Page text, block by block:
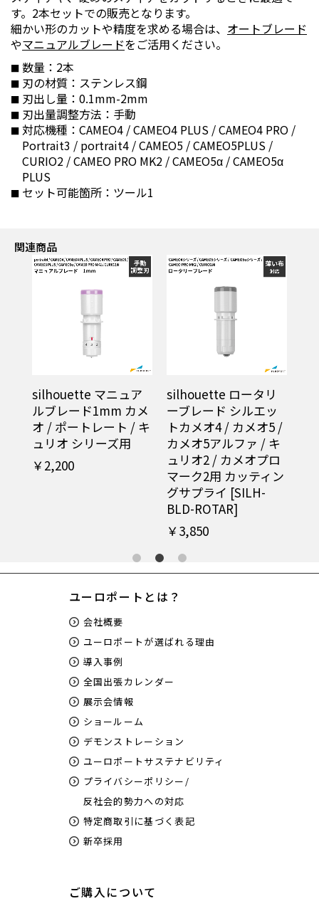
す。2本セットでの販売となります。
細かい形のカットや精度を求める場合は、 オートブレード
やマニュアルブレードをご活用ください。
数量：2本
刃の材質：ステンレス鋼
刃出し量：0.1mm-2mm
刃出量調整方法：手動
対応機種：CAMEO4 / CAMEO4 PLUS / CAMEO4 PRO /
Portrait3 / portrait4 / CAMEO5 / CAMEO5PLUS /
CURIO2 / CAMEO PRO MK2 / CAMEO5α / CAMEO5α
PLUS
セット可能箇所：ツール1
関連商品
silhouette マニュア
ルブレード1mm カメ
オ / ポートレート / キ
ュリオ シリーズ用
￥2,200
silhouette ロータリ
ーブレード シルエッ
トカメオ4 / カメオ5 /
カメオ5アルファ / キ
ュリオ2 / カメオプロ
マーク2用 カッティン
グサプライ [SILH-
BLD-ROTAR]
￥3,850
ユーロポートとは？
会社概要
ユーロポートが選ばれる理由
導入事例
全国出張カレンダー
展示会情報
ショールーム
デモンストレーション
ユーロポートサステナビリティ
プライバシーポリシー/
反社会的勢力への対応
特定商取引に基づく表記
新卒採用
ご購入について